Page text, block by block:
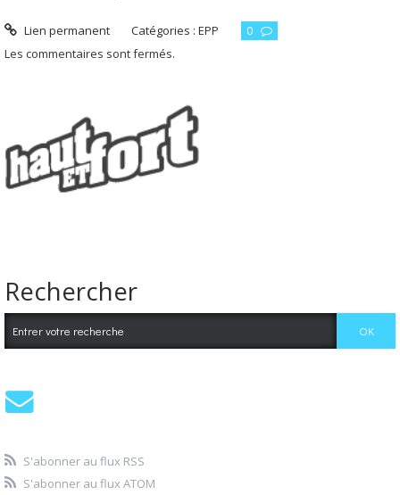
Lien permanent Catégories :EPP
0
Les commentaires sont fermés.
Rechercher
S'abonner au flux RSS
S'abonner au flux ATOM